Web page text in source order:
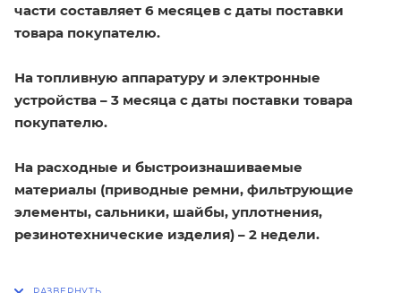
части составляет 6 месяцев с даты поставки
товара покупателю.
На топливную аппаратуру и электронные
устройства – 3 месяца с даты поставки товара
покупателю.
На расходные и быстроизнашиваемые
материалы (приводные ремни, фильтрующие
элементы, сальники, шайбы, уплотнения,
резинотехнические изделия) – 2 недели.